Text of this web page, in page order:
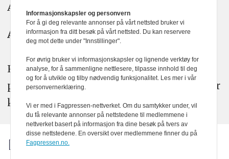
Annonse: annonse@watchmedia.no
Abonnement:kom24@watchmedia.no
KOM24 arbeider etter Vær Varsom-
plakatens regler for god presseskikk. Her
kan du lese mer omPFUsarbeid.
Informasjonskapsler og personvern
For å gi deg relevante annonser på vårt nettsted bruker vi
informasjon fra ditt besøk på vårt nettsted. Du kan reservere
deg mot dette under "Innstillinger".
For øvrig bruker vi informasjonskapsler og lignende verktøy for
analyse, for å sammenligne nettlesere, tilpasse innhold til deg
og for å utvikle og tilby nødvendig funksjonalitet. Les mer i vår
personvernerklæring.
Vi er med i Fagpressen-nettverket. Om du samtykker under, vil
du få relevante annonser på nettstedene til medlemmene i
nettverket basert på informasjon fra dine besøk på tvers av
disse nettstedene. En oversikt over medlemmene finner du på
Fagpressen.no.